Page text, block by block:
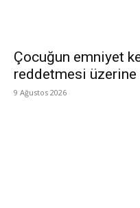
Çocuğun emniyet
reddetmesi
9 Ağustos 2026